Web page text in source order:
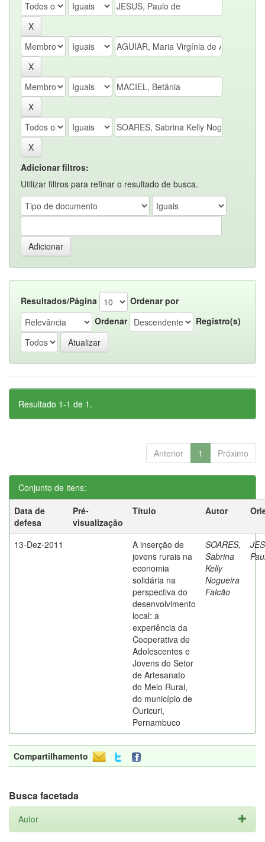
Adicionar filtros:
Utilizar filtros para refinar o resultado de busca.
Resultados/Página
Ordenar por
Ordenar
Registro(s)
Resultado 1-1 de 1.
Anterior 1 Próximo
Conjunto de itens:
Data de
defesa
Pré-
visualização
Título Autor
13-Dez-2011
A inserção de
jovens rurais na
economia
solidária na
perspectiva do
desenvolvimento
local: a
experiência da
Cooperativa de
Adolescentes e
Jovens do Setor
de Artesanato
do Meio Rural,
do município de
Ouricuri,
Pernambuco
SOARES,
Sabrina
Kelly
Nogueira
Falcão
Compartilhamento
Busca facetada
Autor